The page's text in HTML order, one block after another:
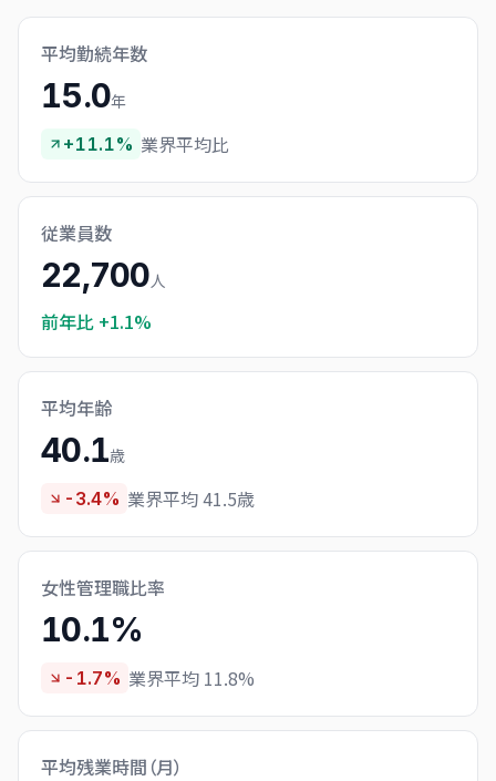
平均勤続年数
15.0年
+11.1% 業界平均比
従業員数
22,700人
前年比 +1.1%
平均年齢
40.1歳
-3.4% 業界平均 41.5歳
女性管理職比率
10.1%
-1.7% 業界平均 11.8%
平均残業時間（月）